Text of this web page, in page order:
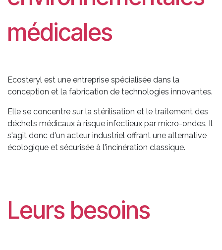
médicales
Ecosteryl est une entreprise spécialisée dans la
conception et la fabrication de technologies innovantes.
Elle se concentre sur la stérilisation et le traitement des
déchets médicaux à risque infectieux par micro-ondes. Il
s'agit donc d'un acteur industriel offrant une alternative
écologique et sécurisée à l'incinération classique.
Leurs besoins